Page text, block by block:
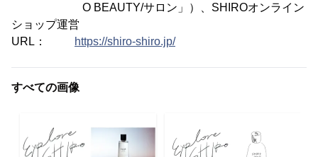
O BEAUTY/サロン」）、SHIROオンライン
ショップ運営
URL：
https://shiro-shiro.jp/
すべての画像